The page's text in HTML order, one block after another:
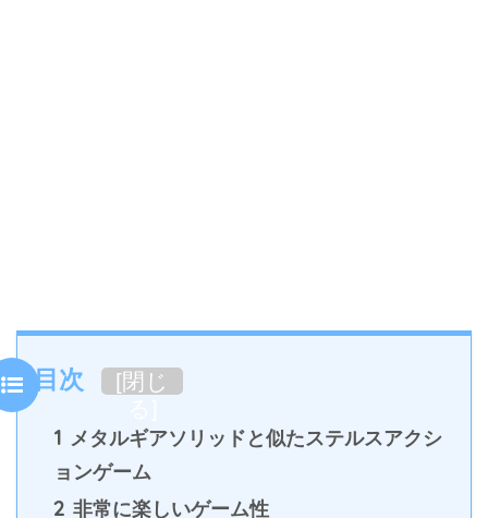
目次 [閉じ
1 メタルギアソリッドと似たステルスアクシ
ョンゲーム
2 非常に楽しいゲーム性